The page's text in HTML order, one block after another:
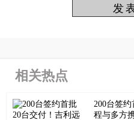
相关热点
200台签
程与多方